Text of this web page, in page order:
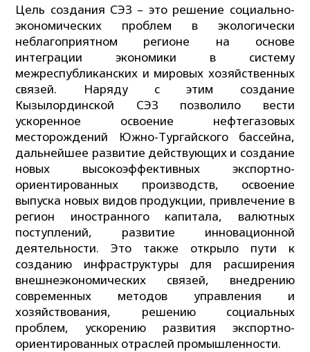
Цель создания СЭЗ – это решение социально-
экономических проблем в экологически
неблагоприятном регионе на основе
интеграции экономики в систему
межреспубликанских и мировых хозяйственных
связей. Наряду с этим создание
Кызылординской СЭЗ позволило вести
ускоренное освоение нефтегазовых
месторождений Южно-Тургайского бассейна,
дальнейшее развитие действующих и создание
новых высокоэффективных экспортно-
ориентированных производств, освоение
выпуска новых видов продукции, привлечение в
регион иностранного капитала, валютных
поступлений, развитие инновационной
деятельности. Это также открыло пути к
созданию инфраструктуры для расширения
внешнеэкономических связей, внедрению
современных методов управления и
хозяйствования, решению социальных
проблем, ускорению развития экспортно-
ориентированных отраслей промышленности.